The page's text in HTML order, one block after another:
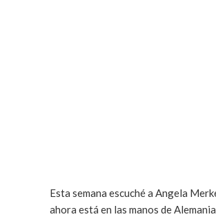
Esta semana escuché a Angela
ahora está en las manos de